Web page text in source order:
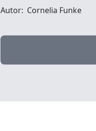
Autor: Cornelia Funke